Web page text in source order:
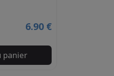
6.90 €
panier